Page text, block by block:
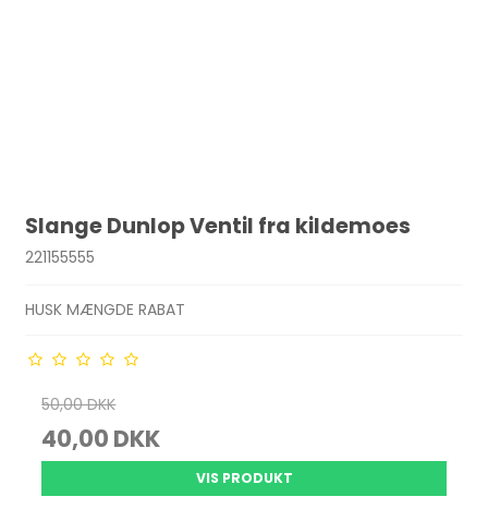
Slange Dunlop Ventil fra kildemoes
221155555
HUSK MÆNGDE RABAT
50,00 DKK
40,00 DKK
VIS PRODUKT